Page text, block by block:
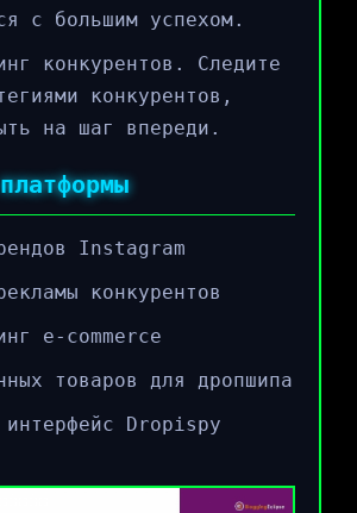
с большим успехом.
конкурентов. Следите
конкурентов,
на шаг впереди.
Instagram
конкурентов
e-commerce
товаров для дропшипа
интерфейс Dropispy